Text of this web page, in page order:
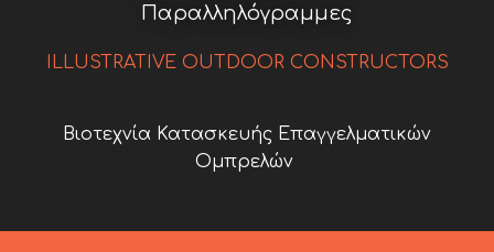
Παραλληλόγραμμες
ILLUSTRATIVE OUTDOOR CONSTRUCTORS
Βιοτεχνία Κατασκευής Επαγγελματικών
Ομπρελών